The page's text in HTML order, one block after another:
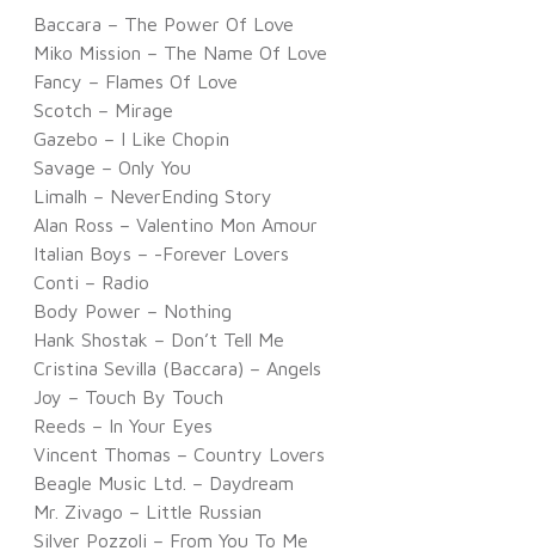
Baccara – The Power Of Love
Miko Mission – The Name Of Love
Fancy – Flames Of Love
Scotch – Mirage
Gazebo – I Like Chopin
Savage – Only You
Limalh – NeverEnding Story
Alan Ross – Valentino Mon Amour
Italian Boys – -Forever Lovers
Conti – Radio
Body Power – Nothing
Hank Shostak – Don’t Tell Me
Cristina Sevilla (Baccara) – Angels
Joy – Touch By Touch
Reeds – In Your Eyes
Vincent Thomas – Country Lovers
Beagle Music Ltd. – Daydream
Mr. Zivago – Little Russian
Silver Pozzoli – From You To Me